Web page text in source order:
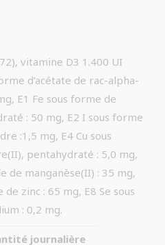
vitamine D3 1.400 UI
d’acétate de rac-alpha-
E1 Fe sous forme de
: 50 mg, E2 I sous forme
:1,5 mg, E4 Cu sous
pentahydraté : 5,0 mg,
de manganèse(II) : 35 mg,
de zinc : 65 mg, E8 Se sous
: 0,2 mg.
journalière